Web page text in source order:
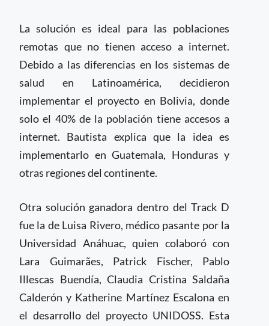
La solución es ideal para las poblaciones
remotas que no tienen acceso a internet.
Debido a las diferencias en los sistemas de
salud en Latinoamérica, decidieron
implementar el proyecto en Bolivia, donde
solo el 40% de la población tiene accesos a
internet. Bautista explica que la idea es
implementarlo en Guatemala, Honduras y
otras regiones del continente.
Otra solución ganadora dentro del Track D
fue la de Luisa Rivero, médico pasante por la
Universidad Anáhuac, quien colaboró con
Lara Guimarães, Patrick Fischer, Pablo
Illescas Buendía, Claudia Cristina Saldaña
Calderón y Katherine Martínez Escalona en
el desarrollo del proyecto UNIDOSS. Esta